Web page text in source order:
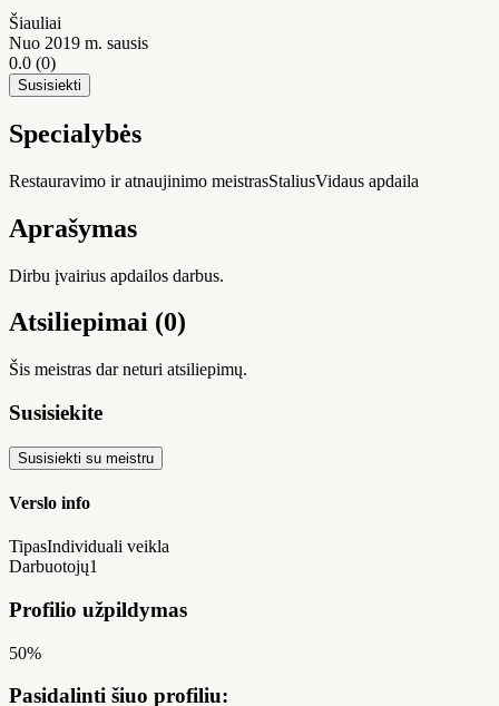
Šiauliai
Nuo 2019 m. sausis
0.0 (0)
Susisiekti
Specialybės
Restauravimo ir atnaujinimo meistrasStaliusVidaus apdaila
Aprašymas
Dirbu įvairius apdailos darbus.
Atsiliepimai (0)
Šis meistras dar neturi atsiliepimų.
Susisiekite
Susisiekti su meistru
Verslo info
TipasIndividuali veikla
Darbuotojų1
Profilio užpildymas
50%
Pasidalinti šiuo profiliu: